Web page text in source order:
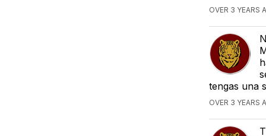
OVER 3 YEARS
tengas una
OVER 3 YEARS